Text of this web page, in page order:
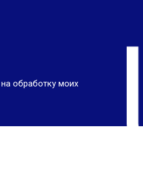
обработку моих